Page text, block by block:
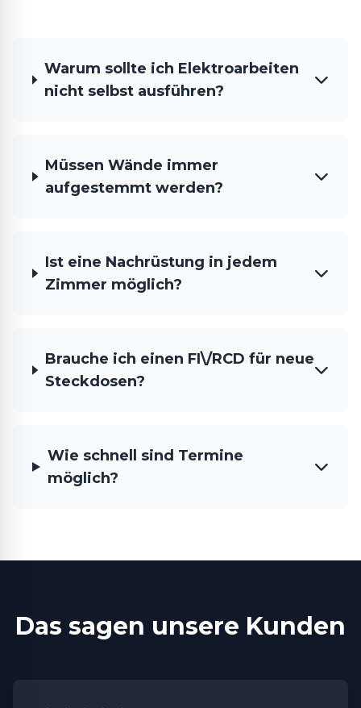
Warum sollte ich Elektroarbeiten
nicht selbst ausführen?
Müssen Wände immer
aufgestemmt werden?
Ist eine Nachrüstung in jedem
Zimmer möglich?
Brauche ich einen FI\/RCD für neue
Steckdosen?
Wie schnell sind Termine
möglich?
Das sagen unsere Kunden